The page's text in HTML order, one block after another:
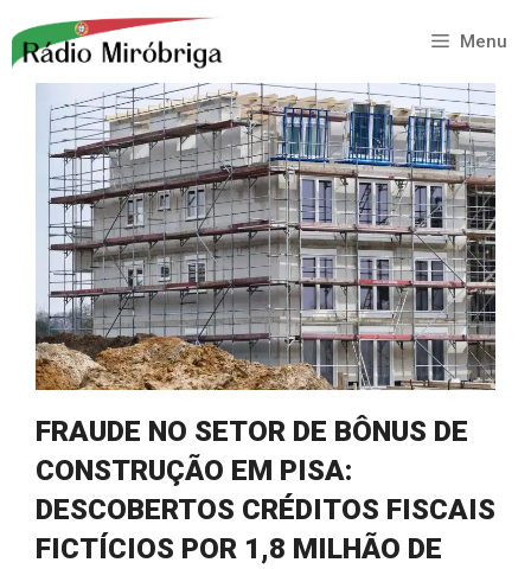
para
conteúdo
Menu
FRAUDE NO SETOR DE BÔNUS DE
CONSTRUÇÃO EM PISA:
DESCOBERTOS CRÉDITOS FISCAIS
FICTÍCIOS POR 1,8 MILHÃO DE